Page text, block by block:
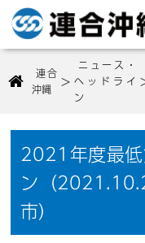
連合
沖縄
>
ニュース・
ヘッドライ
ン
2021年度最
ン（
市）